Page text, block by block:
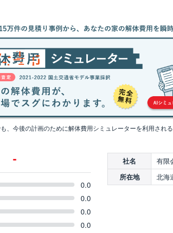
、今後の計画のために解体費用シミュレーターを利用され
-
0.0
0.0
0.0
0.0
社名 有限
所在地 北海